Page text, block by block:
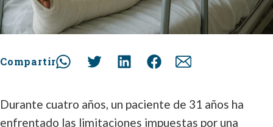
Compartir
Durante cuatro años, un paciente de 31 años ha
enfrentado las limitaciones impuestas por una